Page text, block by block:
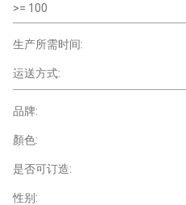
>= 100
生产所需时间:
运送方式:
品牌:
顏色:
是否可订造:
性别: